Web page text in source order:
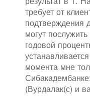
требует от
подтверждения
могут
годовой
момента мне
(Вурдалак(с) и